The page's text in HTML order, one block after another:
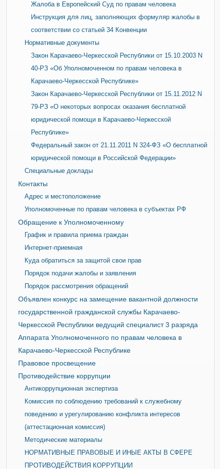
Жалоба в Европейский Суд по правам человека
Инструкция для лиц, заполняющих формуляр жалобы в
соответствии со статьей 34 Конвенции
Нормативные документы
Закон Карачаево-Черкесской Республики от 15.10.2003 N
40-РЗ «Об Уполномоченном по правам человека в
Карачаево-Черкесской Республике»
Закон Карачаево-Черкесской Республики от 15.11.2012 N
79-РЗ «О некоторых вопросах оказания бесплатной
юридической помощи в Карачаево-Черкесской
Республике»
Федеральный закон от 21.11.2011 N 324-ФЗ «О бесплатной
юридической помощи в Российской Федерации»
Специальные доклады
Контакты
Адрес и местоположение
Уполномоченные по правам человека в субъектах РФ
Обращение к Уполномоченному
График и правила приема граждан
Интернет-приемная
Куда обратиться за защитой свои прав
Порядок подачи жалобы и заявления
Порядок рассмотрения обращений
Объявлен конкурс на замещение вакантной должности
государственной гражданской службы Карачаево-
Черкесской Республики ведущий специалист 3 разряда
Аппарата Уполномоченного по правам человека в
Карачаево-Черкесской Республике
Правовое просвещение
Противодействие коррупции
Антикоррупционная экспертиза
Комиссия по соблюдению требований к служебному
поведению и урегулированию конфликта интересов
(аттестационная комиссия)
Методические материалы
НОРМАТИВНЫЕ ПРАВОВЫЕ И ИНЫЕ АКТЫ В СФЕРЕ
ПРОТИВОДЕЙСТВИЯ КОРРУПЦИИ